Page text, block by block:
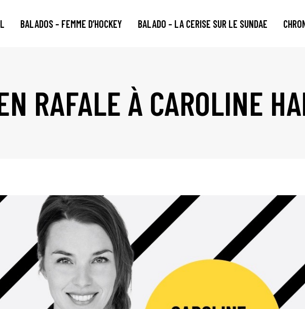
BALADOS – FEMME D’HOCKEY BALADO – LA CERISE SUR LE SUNDAE
RAFALE À CAROLINE